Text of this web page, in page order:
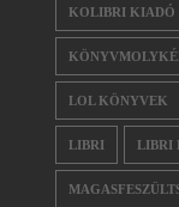
KOLIBRI KIADÓ
LOL KÖNYVEK
LIBRI LIBRI